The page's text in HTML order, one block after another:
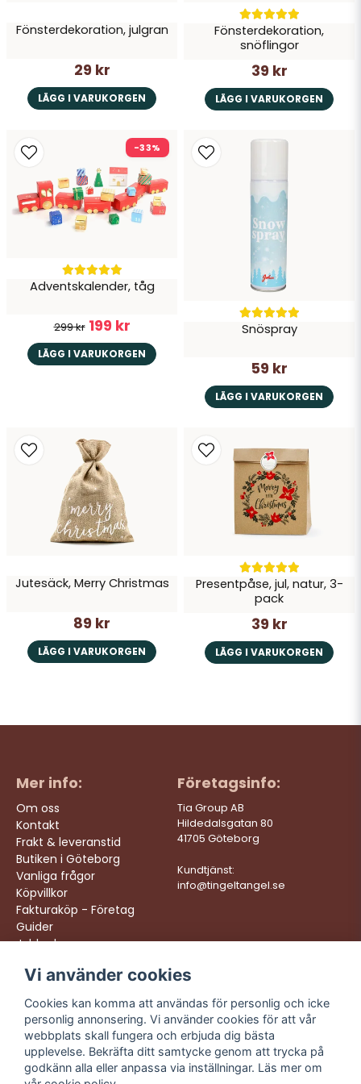
Skicka fråga
Fönsterdekoration, julgran
29 kr
LÄGG I VARUKORGEN
Fönsterdekoration,
snöflingor
39 kr
LÄGG I VARUKORGEN
Adventskalender, tåg
299 kr 199 kr
LÄGG I VARUKORGEN
-33%
Snöspray
59 kr
LÄGG I VARUKORGEN
Jutesäck, Merry Christmas
89 kr
LÄGG I VARUKORGEN
Presentpåse, jul, natur, 3-
pack
39 kr
LÄGG I VARUKORGEN
Mer info:
Om oss
Kontakt
Frakt & leveranstid
Butiken i Göteborg
Vanliga frågor
Köpvillkor
Fakturaköp - Företag
Guider
Jobba hos oss
Företagsinfo:
Tia Group AB
Hildedalsgatan 80
41705 Göteborg
Kundtjänst:
info@tingeltangel.se
Följ oss:
Instagram
Facebook
TikTok
YouTube
Vi levererar:
Snabba leveranser
Trygga köp
Fri frakt över 499:-
Trevlig kundtjänst
Vi använder cookies
Cookies kan komma att användas för personlig och icke
personlig annonsering. Vi använder cookies för att vår
webbplats skall fungera och erbjuda dig bästa
upplevelse. Bekräfta ditt samtycke genom att trycka på
godkänn alla eller anpassa via inställningar. Läs mer om